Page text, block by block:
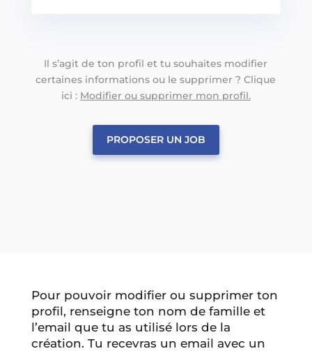
Il s’agit de ton profil et tu souhaites modifier
certaines informations ou le supprimer ? Clique
ici : Modifier ou supprimer mon profil.
PROPOSER UN JOB
Pour pouvoir modifier ou supprimer ton
profil, renseigne ton nom de famille et
l’email que tu as utilisé lors de la
création. Tu recevras un email avec un